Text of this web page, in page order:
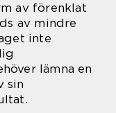
av förenklat
av mindre
inte
lämna en
sin